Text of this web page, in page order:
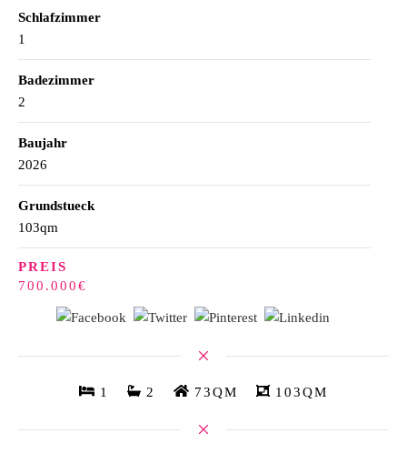
Schlafzimmer
1
Badezimmer
2
Baujahr
2026
Grundstueck
103qm
PREIS
700.000€
1 2 73QM 103QM